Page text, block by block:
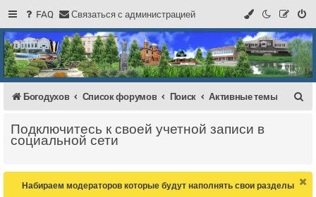
FAQ Связаться с администрацией
Регистрация
Форум Богодухова
Богодухов
Богодухов Список форумов Поиск Активные темы
к
Подключитесь к своей учетной записи в
социальной сети
Набираем модераторов которые будут наполнять свои разделы